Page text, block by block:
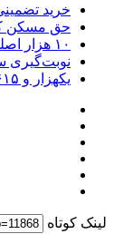
خرید
حق مسکن کارگران ۳
۱۰ هزار اصله درخت بومی برای نخستین بار در سطح رشت غرس می شود
نوبت‌گیری
یکهزار و ۶۱۵ نفر برای رقابت در انتخابات شوراهای شهر اعلام آمادگی کردند
لینک کوتاه